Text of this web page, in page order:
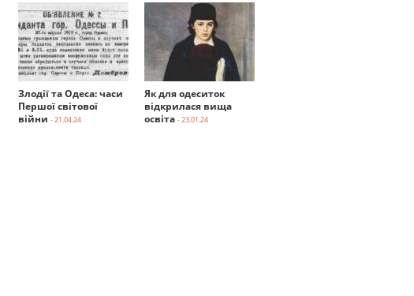
Злодії та Одеса: часи
Першої світової
війни - 21.04.24
Як для одеситок
відкрилася вища
освіта - 23.01.24